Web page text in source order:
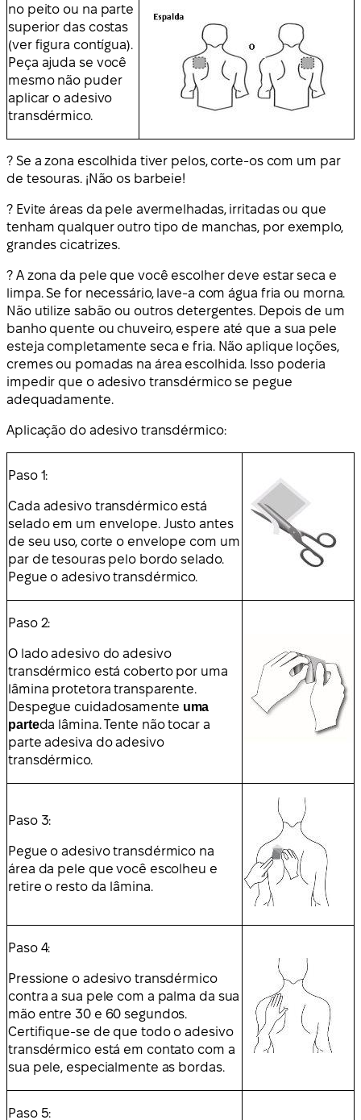
no peito ou na parte
superior das costas
(ver figura contígua).
Peça ajuda se você
mesmo não puder
aplicar o adesivo
transdérmico.
? Se a zona escolhida tiver pelos, corte-os com um par
de tesouras. ¡Não os barbeie!
? Evite áreas da pele avermelhadas, irritadas ou que
tenham qualquer outro tipo de manchas, por exemplo,
grandes cicatrizes.
? A zona da pele que você escolher deve estar seca e
limpa. Se for necessário, lave-a com água fria ou morna.
Não utilize sabão ou outros detergentes. Depois de um
banho quente ou chuveiro, espere até que a sua pele
esteja completamente seca e fria. Não aplique loções,
cremes ou pomadas na área escolhida. Isso poderia
impedir que o adesivo transdérmico se pegue
adequadamente.
Aplicação do adesivo transdérmico:
Paso 1:
Cada adesivo transdérmico está
selado em um envelope. Justo antes
de seu uso, corte o envelope com um
par de tesouras pelo bordo selado.
Pegue o adesivo transdérmico.
Paso 2:
O lado adesivo do adesivo
transdérmico está coberto por uma
lâmina protetora transparente.
Despegue cuidadosamente uma
parteda lâmina. Tente não tocar a
parte adesiva do adesivo
transdérmico.
Paso 3:
Pegue o adesivo transdérmico na
área da pele que você escolheu e
retire o resto da lâmina.
Paso 4:
Pressione o adesivo transdérmico
contra a sua pele com a palma da sua
mão entre 30 e 60 segundos.
Certifique-se de que todo o adesivo
transdérmico está em contato com a
sua pele, especialmente as bordas.
Paso 5: